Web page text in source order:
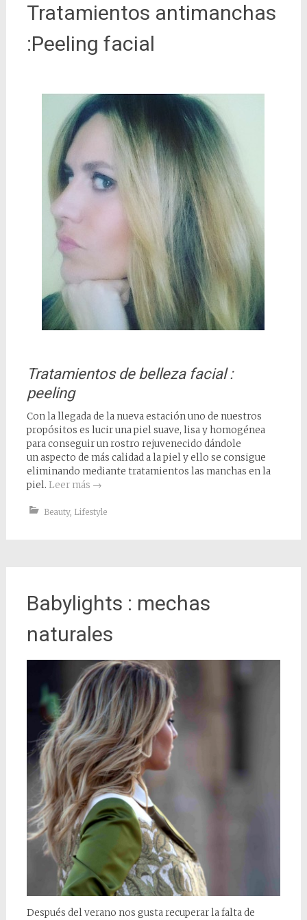
Tratamientos antimanchas
:Peeling facial
Tratamientos de belleza facial :
peeling
Con la llegada de la nueva estación uno de nuestros
propósitos es lucir una piel suave, lisa y homogénea
para conseguir un rostro rejuvenecido dándole
un aspecto de más calidad a la piel y ello se consigue
eliminando mediante tratamientos las manchas en la
piel. Leer más →
Beauty, Lifestyle
Babylights : mechas
naturales
Después del verano nos gusta recuperar la falta de